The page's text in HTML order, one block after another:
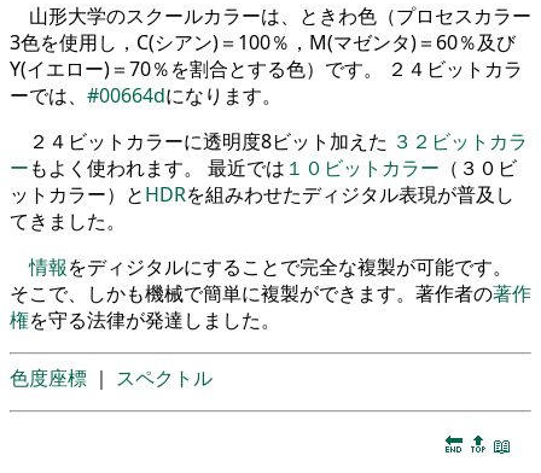
山形大学のスクールカラーは、ときわ色（プロセスカラー
3色を使用し，C(シアン)＝100％，M(マゼンタ)＝60％及び
Y(イエロー)＝70％を割合とする色）です。 ２４ビットカラ
ーでは、 #00664dになります。
２４ビットカラーに透明度8ビット加えた ３２ビットカラ
ーもよく使われます。 最近では １０ビットカラー （３０ビ
ットカラー）とHDRを組みわせたディジタル表現が普及し
てきました。
情報をディジタルにすることで完全な複製が可能です。
そこで、しかも機械で簡単に複製ができます。著作者の著作
権を守る法律が発達しました。
色度座標 ｜ スペクトル
🔚 🔝 📖